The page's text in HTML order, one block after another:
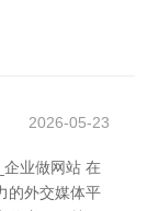
2026-05-23
业做网站 在
的外交媒体平